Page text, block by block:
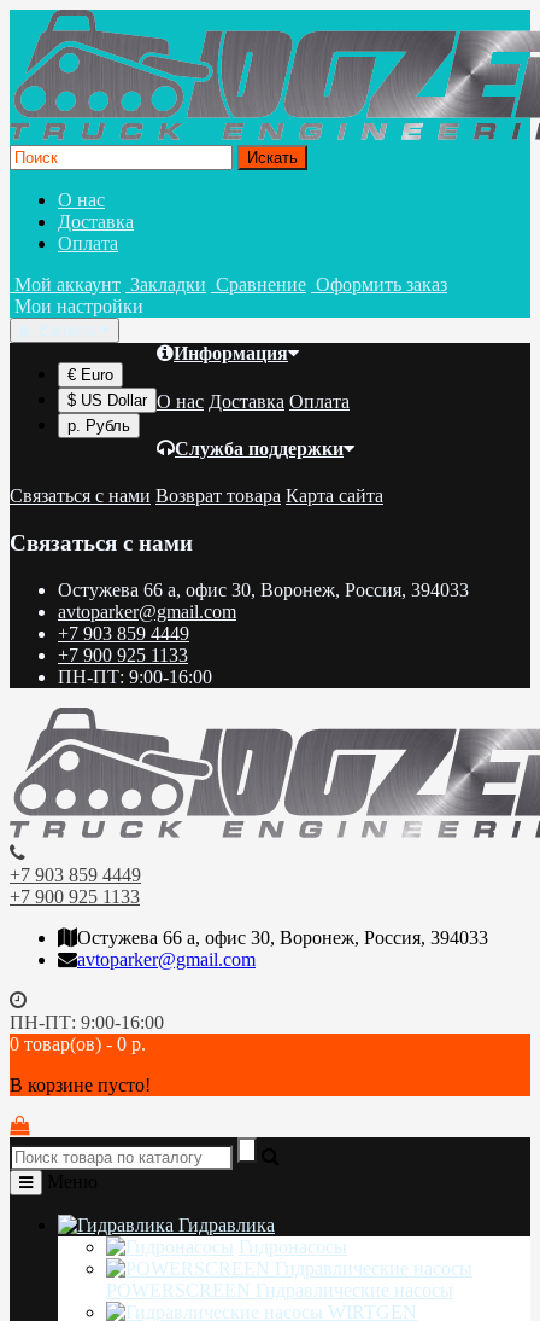
О нас
Доставка
Оплата
Мой аккаунт Закладки Сравнение Оформить заказ
Мои настройки
€ Euro
$ US Dollar
р. Рубль
Информация
О нас Доставка Оплата
Служба поддержки
Связаться с нами Возврат товара Карта сайта
Связаться с нами
Остужева 66 а, офис 30, Воронеж, Россия, 394033
avtoparker@gmail.com
+7 903 859 4449
+7 900 925 1133
ПН-ПТ: 9:00-16:00
+7 903 859 4449
+7 900 925 1133
Остужева 66 а, офис 30, Воронеж, Россия, 394033
avtoparker@gmail.com
ПН-ПТ: 9:00-16:00
0 товар(ов) - 0 р.
В корзине пусто!
Гидравлика
Гидронасосы
POWERSCREEN Гидравлические насосы